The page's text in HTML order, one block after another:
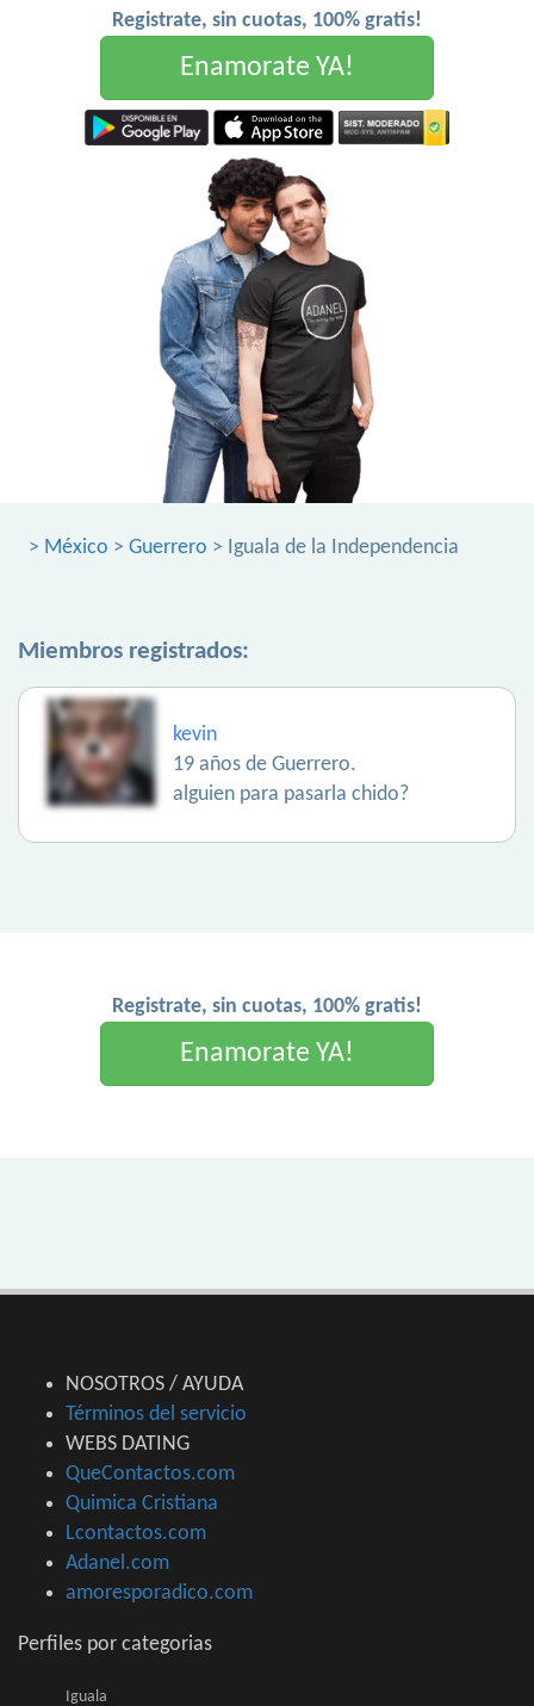
Registrate, sin cuotas, 100% gratis!
Enamorate YA!
> México > Guerrero > Iguala de la Independencia
Miembros registrados:
kevin
19 años de Guerrero.
alguien para pasarla chido?
Registrate, sin cuotas, 100% gratis!
Enamorate YA!
NOSOTROS / AYUDA
Términos del servicio
WEBS DATING
QueContactos.com
Quimica Cristiana
Lcontactos.com
Adanel.com
amoresporadico.com
Perfiles por categorias
Iguala